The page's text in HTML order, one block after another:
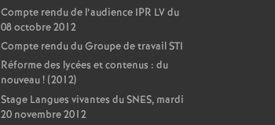
Compte rendu de l’audience IPR LV du
08 octobre 2012
Compte rendu du Groupe de travail STI
Réforme des lycées et contenus : du
nouveau! (2012)
Stage Langues vivantes du SNES, mardi
20 novembre 2012